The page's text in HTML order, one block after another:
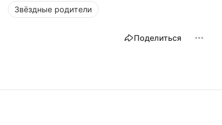
Звёздные родители
Поделиться